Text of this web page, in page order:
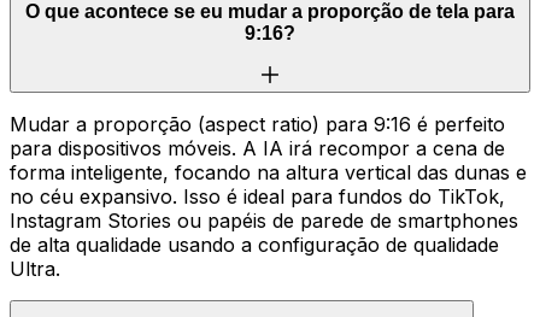
O que acontece se eu mudar a proporção de tela para
9:16?
Mudar a proporção (aspect ratio) para 9:16 é perfeito
para dispositivos móveis. A IA irá recompor a cena de
forma inteligente, focando na altura vertical das dunas e
no céu expansivo. Isso é ideal para fundos do TikTok,
Instagram Stories ou papéis de parede de smartphones
de alta qualidade usando a configuração de qualidade
Ultra.